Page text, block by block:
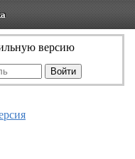
версию